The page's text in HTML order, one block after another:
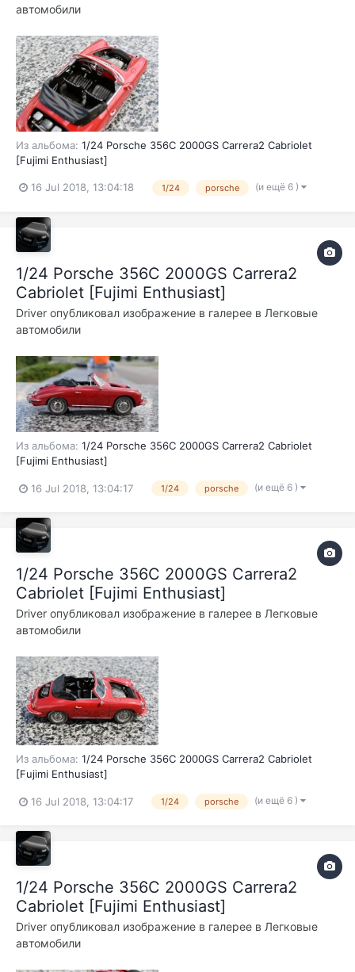
автомобили
Из альбома: 1/24 Porsche 356C 2000GS Carrera2 Cabriolet
[Fujimi Enthusiast]
16 Jul 2018, 13:04:18 1/24 porsche (и ещё 6 )
1/24 Porsche 356C 2000GS Carrera2
Cabriolet [Fujimi Enthusiast]
Driver опубликовал изображение в галерее в Легковые
автомобили
Из альбома: 1/24 Porsche 356C 2000GS Carrera2 Cabriolet
[Fujimi Enthusiast]
16 Jul 2018, 13:04:17 1/24 porsche (и ещё 6 )
1/24 Porsche 356C 2000GS Carrera2
Cabriolet [Fujimi Enthusiast]
Driver опубликовал изображение в галерее в Легковые
автомобили
Из альбома: 1/24 Porsche 356C 2000GS Carrera2 Cabriolet
[Fujimi Enthusiast]
16 Jul 2018, 13:04:17 1/24 porsche (и ещё 6 )
1/24 Porsche 356C 2000GS Carrera2
Cabriolet [Fujimi Enthusiast]
Driver опубликовал изображение в галерее в Легковые
автомобили